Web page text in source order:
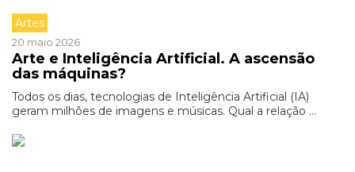
Artes
20 maio 2026
Arte e Inteligência Artificial. A ascensão
das máquinas?
Todos os dias, tecnologias de Inteligência Artificial (IA)
geram milhões de imagens e músicas. Qual a relação ...